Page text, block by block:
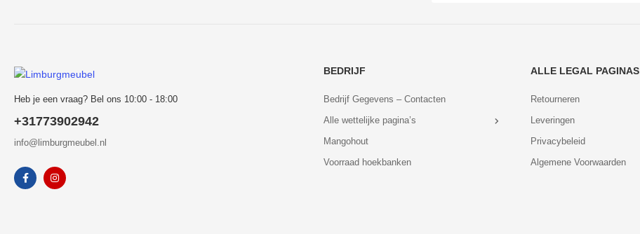
Heb je een vraag? Bel ons 10:00 - 18:00
+31773902942
info@limburgmeubel.nl
BEDRIJF
Bedrijf Gegevens – Contacten
Alle wettelijke pagina’s
Mangohout
Voorraad hoekbanken
ALLE LEGAL PAGINAS
Retourneren
Leveringen
Privacybeleid
Algemene Voorwaarden